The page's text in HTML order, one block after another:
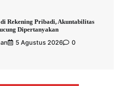
di Rekening Pribadi, Akuntabilitas
Dipertanyakan
5 Agustus 2026 0